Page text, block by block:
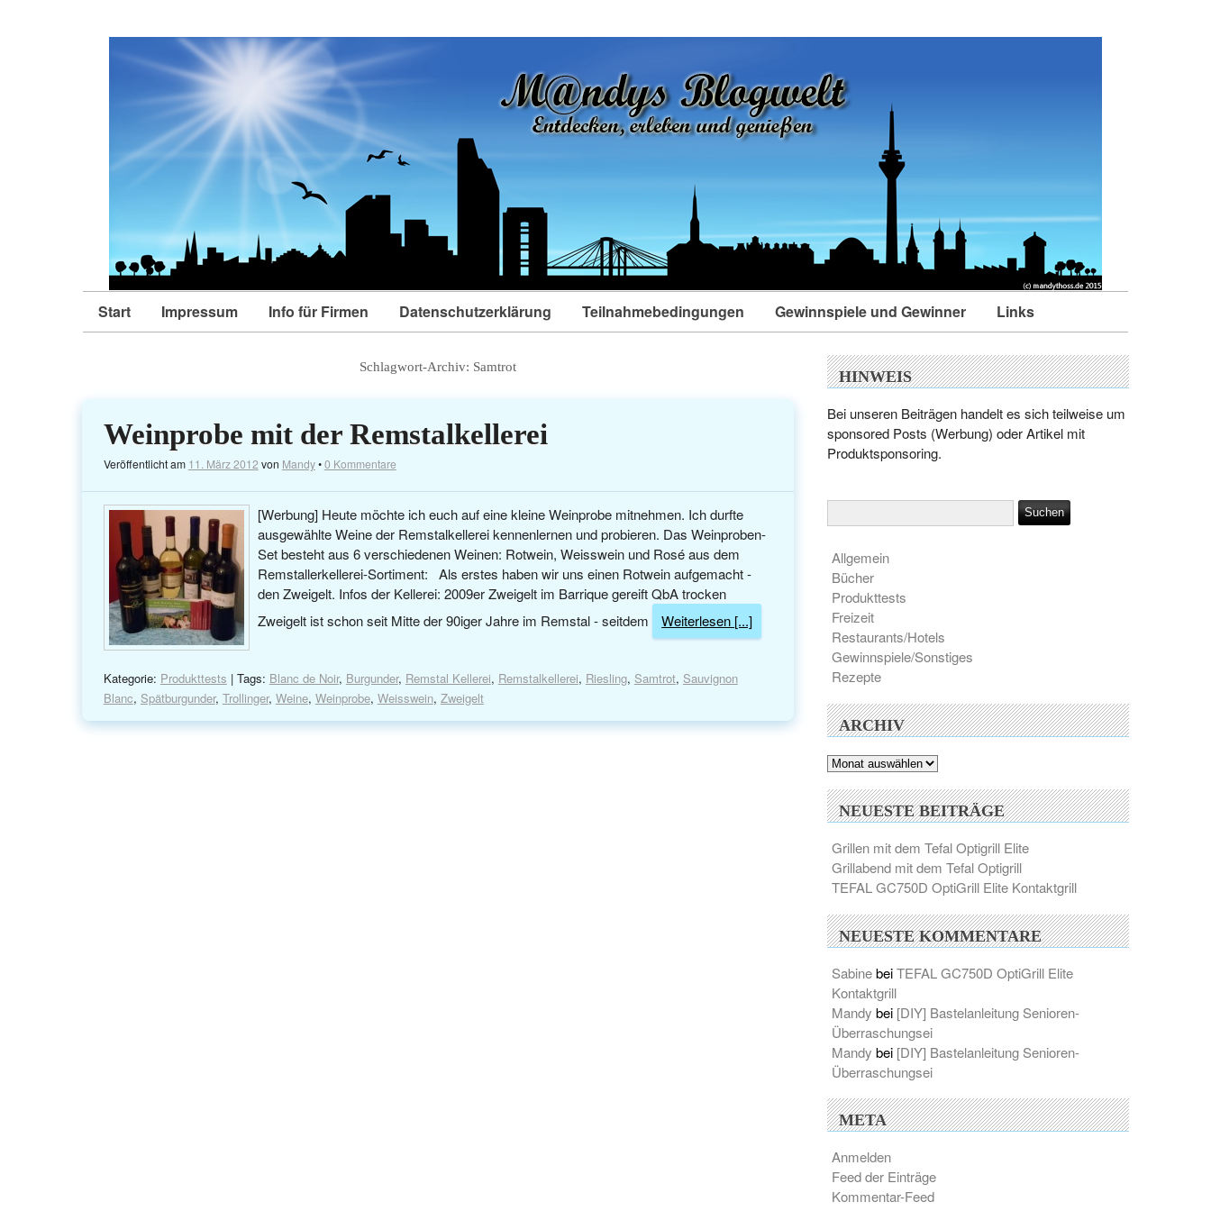
Start Impressum Info für Firmen Datenschutzerklärung Teilnahmebedingungen Gewinnspiele und Gewinner Links
Schlagwort-Archiv: Samtrot
Weinprobe mit der Remstalkellerei
Veröffentlicht am 11. März 2012 von Mandy•0 Kommentare
[Werbung] Heute möchte ich euch auf eine kleine Weinprobe mitnehmen. Ich durfte
ausgewählte Weine der Remstalkellerei kennenlernen und probieren. Das Weinproben-
Set besteht aus 6 verschiedenen Weinen: Rotwein, Weisswein und Rosé aus dem
Remstallerkellerei-Sortiment: Als erstes haben wir uns einen Rotwein aufgemacht -
den Zweigelt. Infos der Kellerei: 2009er Zweigelt im Barrique gereift QbA trocken
Zweigelt ist schon seit Mitte der 90iger Jahre im Remstal - seitdem
Weiterlesen [...]
Kategorie: Produkttests | Tags: Blanc de Noir, Burgunder, Remstal Kellerei, Remstalkellerei, Riesling, Samtrot, Sauvignon
Blanc, Spätburgunder, Trollinger, Weine, Weinprobe, Weisswein, Zweigelt
HINWEIS
Bei unseren Beiträgen handelt es sich teilweise um
sponsored Posts (Werbung) oder Artikel mit
Produktsponsoring.
Allgemein
Bücher
Produkttests
Freizeit
Restaurants/Hotels
Gewinnspiele/Sonstiges
Rezepte
ARCHIV
Archiv
NEUESTE BEITRÄGE
Grillen mit dem Tefal Optigrill Elite
Grillabend mit dem Tefal Optigrill
TEFAL GC750D OptiGrill Elite Kontaktgrill
NEUESTE KOMMENTARE
SabinebeiTEFAL GC750D OptiGrill Elite
Kontaktgrill
Mandy bei [DIY] Bastelanleitung Senioren-
Überraschungsei
Mandy bei [DIY] Bastelanleitung Senioren-
Überraschungsei
META
Anmelden
Feed der Einträge
Kommentar-Feed